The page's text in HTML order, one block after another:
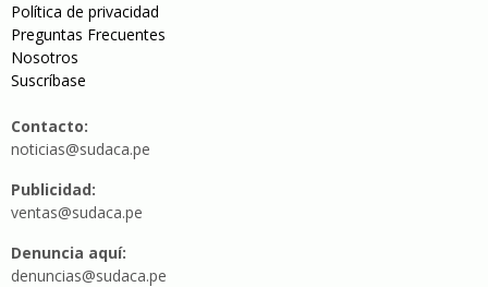
Política de privacidad
Preguntas Frecuentes
Nosotros
Suscríbase
Contacto:
noticias@sudaca.pe
Publicidad:
ventas@sudaca.pe
Denuncia aquí:
denuncias@sudaca.pe